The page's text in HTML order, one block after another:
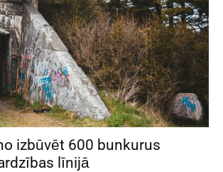
izbūvēt 600 bunkurus
līnijā